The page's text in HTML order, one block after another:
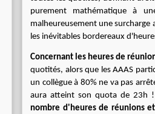
purement mathématique à
malheureusement une surcharge
les inévitables bordereaux
Concernant les heures de
quotités, alors que les AAAS
un collègue à 80% ne va pas
aura atteint son quota de 23h
nombre d'heures de réunions